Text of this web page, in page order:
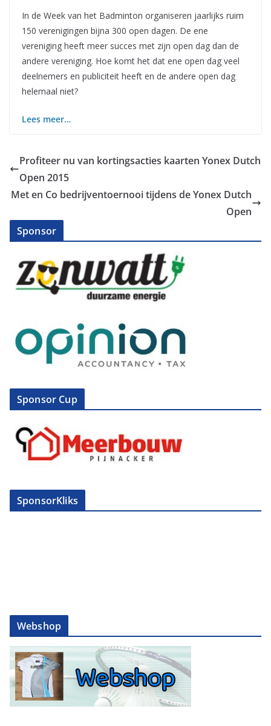
In de Week van het Badminton organiseren jaarlijks ruim
150 verenigingen bijna 300 open dagen. De ene
vereniging heeft meer succes met zijn open dag dan de
andere vereniging. Hoe komt het dat ene open dag veel
deelnemers en publiciteit heeft en de andere open dag
helemaal niet?
Lees meer…
Profiteer nu van kortingsacties kaarten Yonex Dutch
Open 2015
Met en Co bedrijventoernooi tijdens de Yonex Dutch
Open
Sponsor
Sponsor Cup
SponsorKliks
Webshop